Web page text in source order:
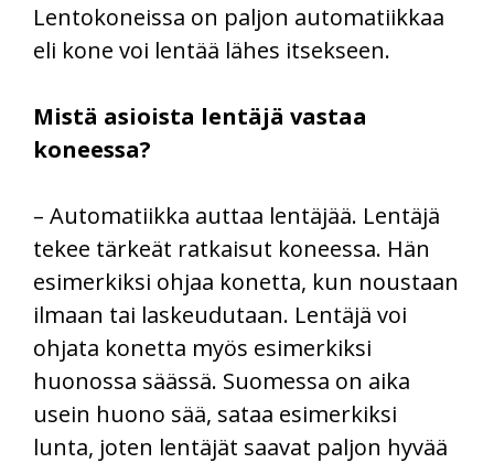
Lentokoneissa on paljon automatiikkaa
eli kone voi lentää lähes itsekseen.
Mistä asioista lentäjä vastaa
koneessa?
– Automatiikka auttaa lentäjää. Lentäjä
tekee tärkeät ratkaisut koneessa. Hän
esimerkiksi ohjaa konetta, kun noustaan
ilmaan tai laskeudutaan. Lentäjä voi
ohjata konetta myös esimerkiksi
huonossa säässä. Suomessa on aika
usein huono sää, sataa esimerkiksi
lunta, joten lentäjät saavat paljon hyvää